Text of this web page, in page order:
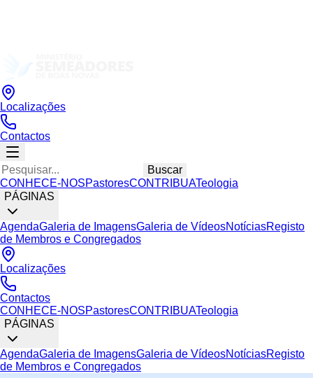
Localizações
Contactos
Buscar
CONHECE-NOSPastoresCONTRIBUATeologia
PÁGINAS
AgendaGaleria de ImagensGaleria de VídeosNotíciasRegisto
de Membros e Congregados
Localizações
Contactos
CONHECE-NOSPastoresCONTRIBUATeologia
PÁGINAS
AgendaGaleria de ImagensGaleria de VídeosNotíciasRegisto
de Membros e Congregados